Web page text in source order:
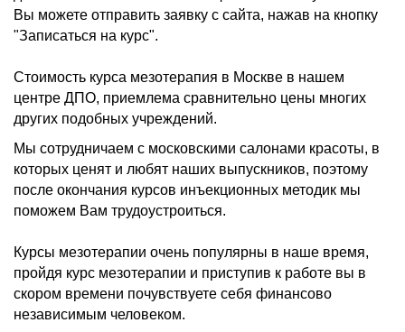
Вы можете отправить заявку с сайта, нажав на кнопку
"Записаться на курс".
Стоимость курса мезотерапия в Москве в нашем
центре ДПО, приемлема сравнительно цены многих
других подобных учреждений.
Мы сотрудничаем с московскими салонами красоты, в
которых ценят и любят наших выпускников, поэтому
после окончания курсов инъекционных методик мы
поможем Вам трудоустроиться.
Курсы мезотерапии очень популярны в наше время,
пройдя курс мезотерапии и приступив к работе вы в
скором времени почувствуете себя финансово
независимым человеком.